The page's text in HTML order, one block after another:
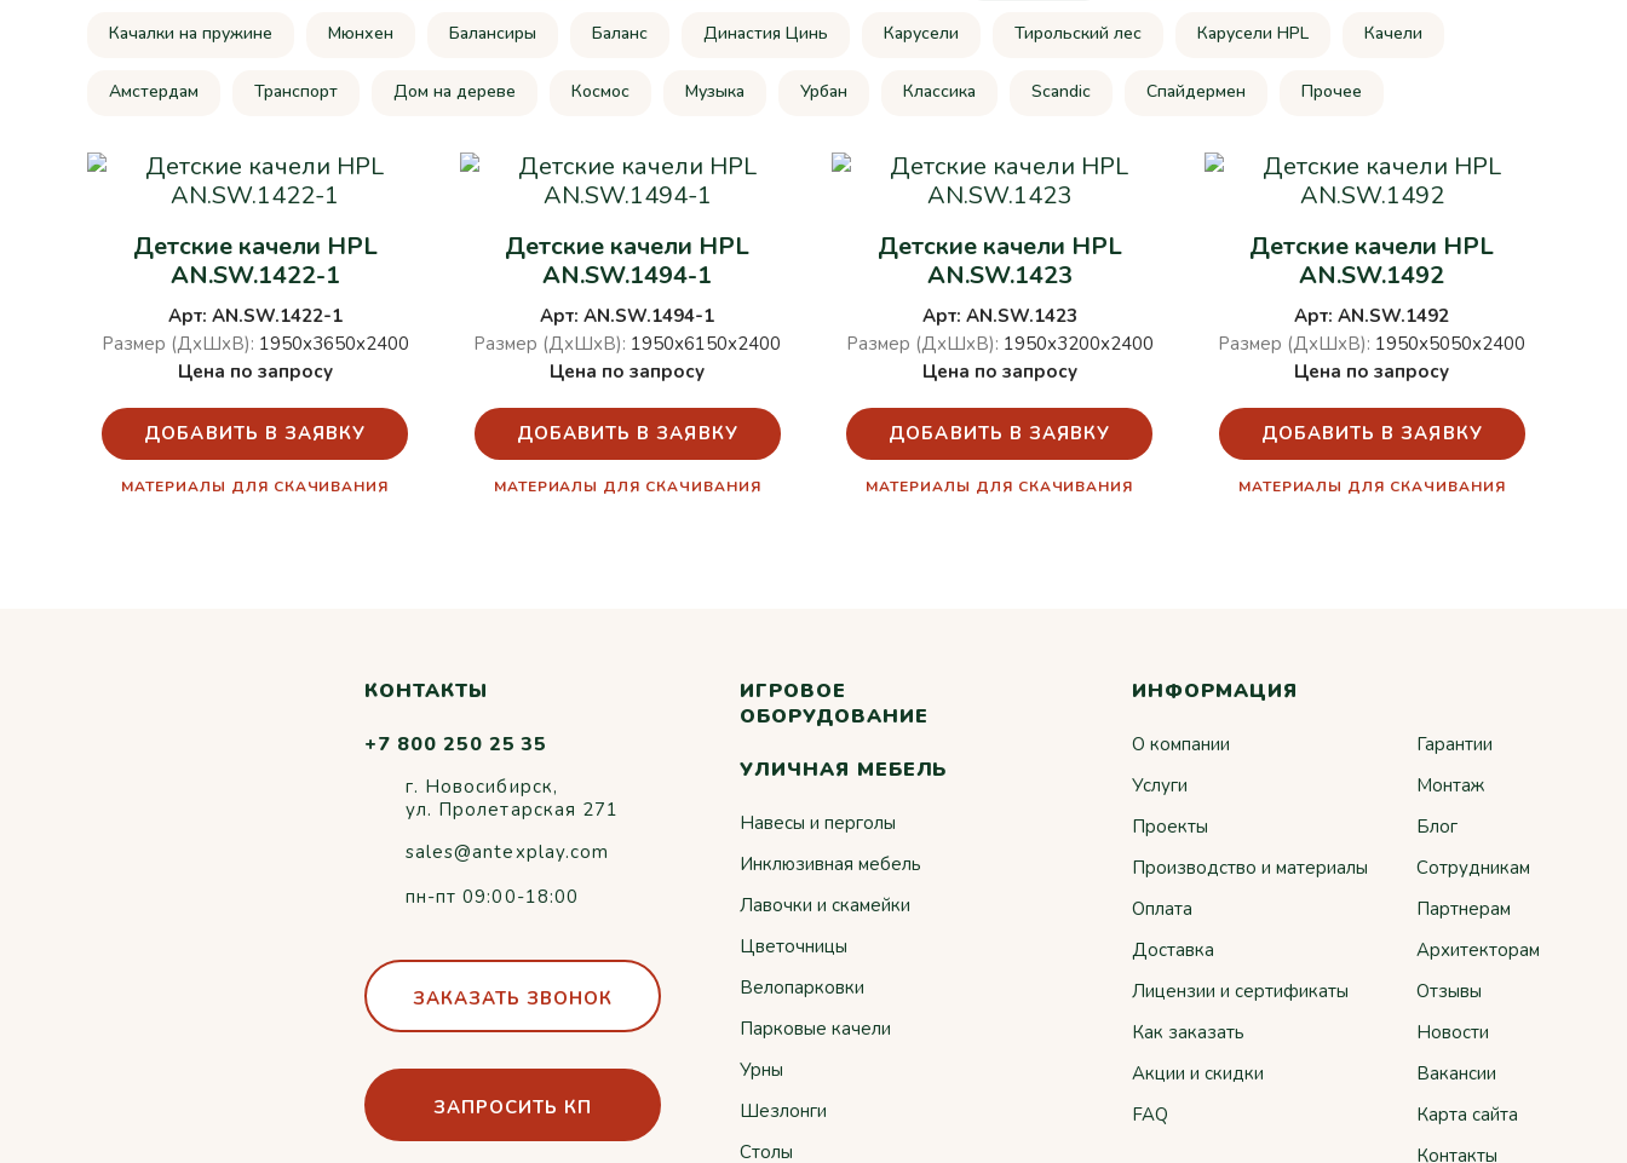
Качалки на пружине Мюнхен Балансиры Баланс Династия Цинь Карусели Тирольский лес Карусели HPL Качели
Амстердам Транспорт Дом на дереве Космос Музыка Урбан Классика Scandic Спайдермен Прочее
Детские качели HPL
AN.SW.1422-1
Арт: AN.SW.1422-1
Размер (ДхШхВ): 1950х3650х2400
Цена по запросу
ДОБАВИТЬ В ЗАЯВКУ
МАТЕРИАЛЫ ДЛЯ СКАЧИВАНИЯ
Детские качели HPL
AN.SW.1494-1
Арт: AN.SW.1494-1
Размер (ДхШхВ): 1950х6150х2400
Цена по запросу
ДОБАВИТЬ В ЗАЯВКУ
МАТЕРИАЛЫ ДЛЯ СКАЧИВАНИЯ
Детские качели HPL
AN.SW.1423
Арт: AN.SW.1423
Размер (ДхШхВ): 1950х3200х2400
Цена по запросу
ДОБАВИТЬ В ЗАЯВКУ
МАТЕРИАЛЫ ДЛЯ СКАЧИВАНИЯ
Детские качели HPL
AN.SW.1492
Арт: AN.SW.1492
Размер (ДхШхВ): 1950х5050х2400
Цена по запросу
ДОБАВИТЬ В ЗАЯВКУ
МАТЕРИАЛЫ ДЛЯ СКАЧИВАНИЯ
КОНТАКТЫ
+7 800 250 25 35
г. Новосибирск,
ул. Пролетарская 271
sales@antexplay.com
пн-пт 09:00-18:00
ЗАКАЗАТЬ ЗВОНОК
ЗАПРОСИТЬ КП
ИГРОВОЕ
ОБОРУДОВАНИЕ
УЛИЧНАЯ МЕБЕЛЬ
Навесы и перголы
Инклюзивная мебель
Лавочки и скамейки
Цветочницы
Велопарковки
Парковые качели
Урны
Шезлонги
Столы
ИНФОРМАЦИЯ
О компании
Услуги
Проекты
Производство и материалы
Оплата
Доставка
Лицензии и сертификаты
Как заказать
Акции и скидки
FAQ
Гарантии
Монтаж
Блог
Сотрудникам
Партнерам
Архитекторам
Отзывы
Новости
Вакансии
Карта сайта
Контакты